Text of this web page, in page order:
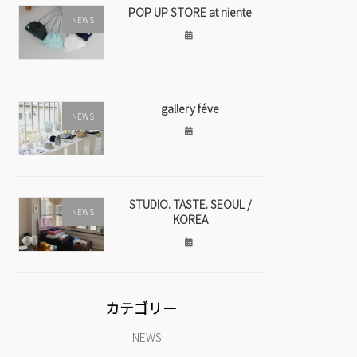
NEWS POP UP STORE at niente
NEWS gallery féve
NEWS
STUDIO. TASTE. SEOUL /
KOREA
カテゴリー
NEWS